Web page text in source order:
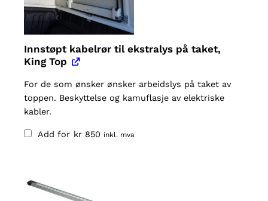
Innstøpt kabelrør til ekstralys på taket,
King Top
For de som ønsker ønsker arbeidslys på taket av
toppen. Beskyttelse og kamuflasje av elektriske
kabler.
Add for kr 850 inkl. mva